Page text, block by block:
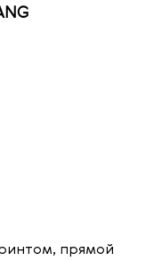
прямой